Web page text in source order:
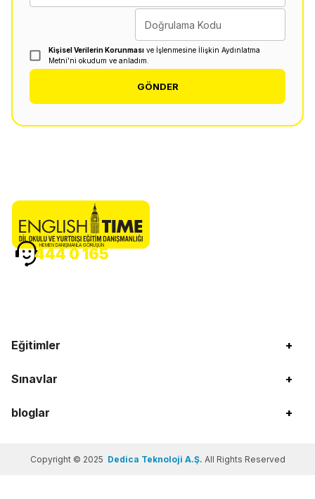
Doğrulama Kodu
Kişisel Verilerin Korunması ve İşlenmesine İlişkin Aydınlatma
Metni'ni okudum ve anladım.
GÖNDER
Eğitimler +
Sınavlar +
bloglar +
HEMEN DANIŞMANLA GÖRÜŞÜN
444 0 165
Copyright © 2025 Dedica Teknoloji A.Ş. All Rights Reserved